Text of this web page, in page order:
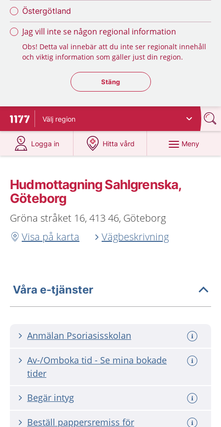
Östergötland
Jag vill inte se någon regional information
Obs! Detta val innebär att du inte ser regionalt innehåll
och viktig information som gäller just din region.
Stäng regionsväljaren
Stäng
Till startsidan för 1177
Välj region
Logga in
på 1177.se
Hitta vård
på 1177.se
Meny
Hudmottagning Sahlgrenska,
Göteborg
Gröna stråket 16, 413 46, Göteborg
Visa på karta
Vägbeskrivning
Våra e-tjänster
Anmälan Psoriasisskolan
Av-/Omboka tid - Se mina bokade
tider
Begär intyg
Beställ pappersremiss för